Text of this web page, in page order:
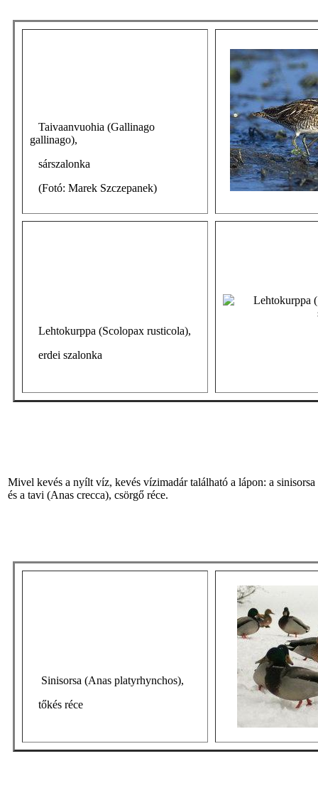
Taivaanvuohia (Gallinago
gallinago),
sárszalonka
(Fotó: Marek Szczepanek)
Lehtokurppa (Scolopax rusticola),
erdei szalonka
Mivel kevés a nyílt víz, kevés vízimadár található a lápon: a
és a tavi (Anas crecca), csörgő réce.
Sinisorsa (Anas platyrhynchos),
tőkés réce